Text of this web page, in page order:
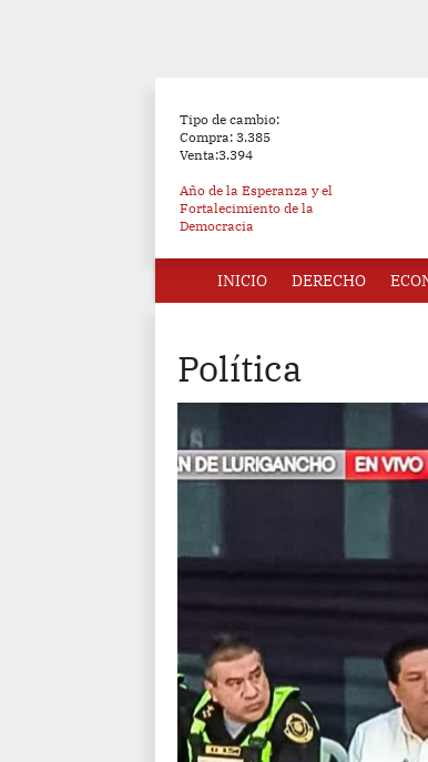
Tipo de cambio:
Compra: 3.385
Venta:3.394
Año de la Esperanza y el
Fortalecimiento de la
Democracia
INICIO DERECHO
Política